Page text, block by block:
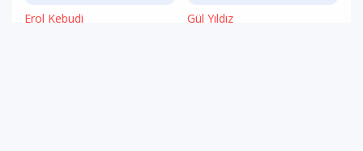
Erol Kebudi Gül Yıldız